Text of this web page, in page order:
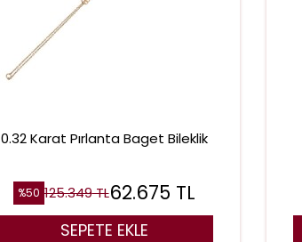
0.32 Karat Pırlanta Baget Bileklik
%50 125.349TL62.675 TL
SEPETE EKLE